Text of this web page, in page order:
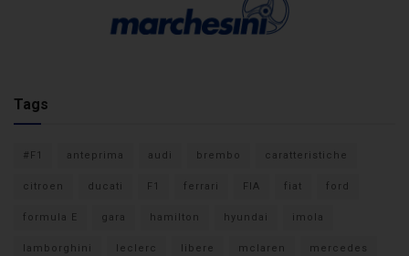
Tags
#F1 anteprima audi brembo caratteristiche
citroen ducati F1 ferrari FIA fiat ford
formula E gara hamilton hyundai imola
lamborghini leclerc libere mclaren mercedes